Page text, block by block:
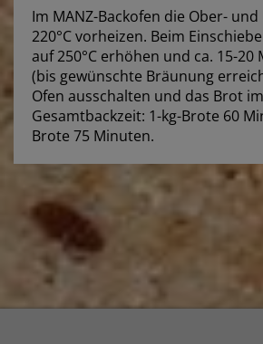
Im MANZ-Backofen die Ober-
220°C vorheizen. Beim
auf 250°C erhöhen und ca. 15-20
(bis gewünschte Bräunung
Ofen ausschalten und das Brot
Gesamtbackzeit: 1-kg-Brote 60
Brote 75 Minuten.